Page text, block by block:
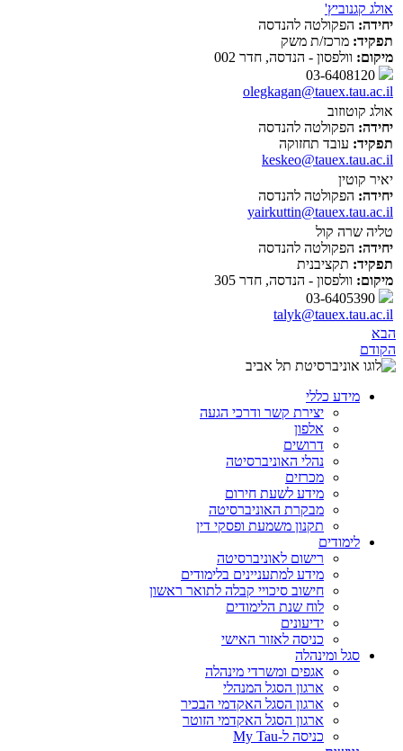
אולג קגנוביץ'
יחידה: הפקולטה להנדסה
תפקיד: מרכז/ת משק
מיקום: וולפסון - הנדסה, חדר 002
olegkagan@tauex.tau.ac.il
אולג קוטוזוב
יחידה: הפקולטה להנדסה
תפקיד: עובד תחזוקה
keskeo@tauex.tau.ac.il
יאיר קוטין
יחידה: הפקולטה להנדסה
yairkuttin@tauex.tau.ac.il
טליה שרה קול
יחידה: הפקולטה להנדסה
תפקיד: תקציבנית
מיקום: וולפסון - הנדסה, חדר 305
talyk@tauex.tau.ac.il
הבא
הקודם
מידע כללי
יצירת קשר ודרכי הגעה
אלפון
דרושים
נהלי האוניברסיטה
מכרזים
מידע לשעת חירום
מבקרת האוניברסיטה
תקנון משמעת ופסקי דין
לימודים
רישום לאוניברסיטה
מידע למתעניינים בלימודים
חישוב סיכויי קבלה לתואר ראשון
לוח שנת הלימודים
ידיעונים
כניסה לאזור האישי
סגל ומינהלה
אגפים ומשרדי מינהלה
ארגון הסגל המנהלי
ארגון הסגל האקדמי הבכיר
ארגון הסגל האקדמי הזוטר
כניסה ל-My Tau